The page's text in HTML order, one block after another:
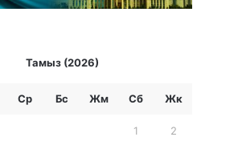
Тамыз (2026)
Ср Бc Жм Сб Жк
1 2